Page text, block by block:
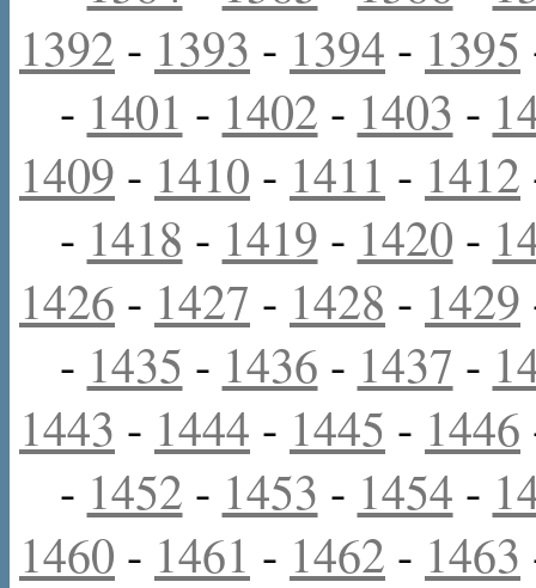
1392 - 1393 - 1394 - 1395
- 1401 - 1402 - 1403 -
1409 - 1410 - 1411 - 1412
- 1418 - 1419 - 1420 -
1426 - 1427 - 1428 - 1429
- 1435 - 1436 - 1437 -
1443 - 1444 - 1445 - 1446
- 1452 - 1453 - 1454 -
1460 - 1461 - 1462 - 1463